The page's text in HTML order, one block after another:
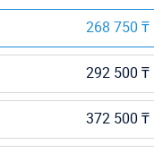
268 750 ₸
292 500 ₸
372 500 ₸